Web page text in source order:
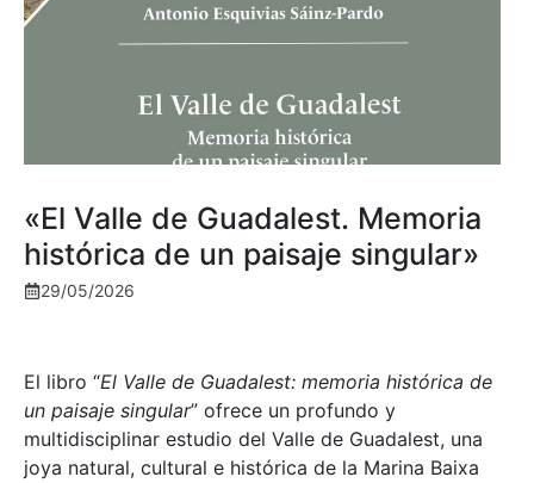
«El Valle de Guadalest. Memoria
histórica de un paisaje singular»
29/05/2026
El libro “El Valle de Guadalest: memoria histórica de
un paisaje singular” ofrece un profundo y
multidisciplinar estudio del Valle de Guadalest, una
joya natural, cultural e histórica de la Marina Baixa